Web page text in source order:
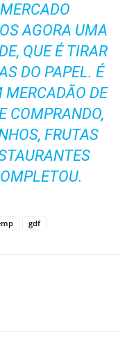
AGORA UMA
QUE É TIRAR
DO PAPEL. É
MERCADÃO DE
COMPRANDO,
FRUTAS
gdf